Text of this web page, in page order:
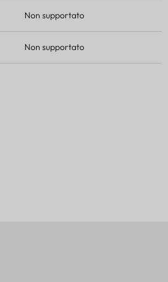
Non supportato
Non supportato